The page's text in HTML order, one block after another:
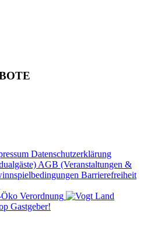
Datenschutzerklärung
AGB (Veranstaltungen &
Barrierefreiheit